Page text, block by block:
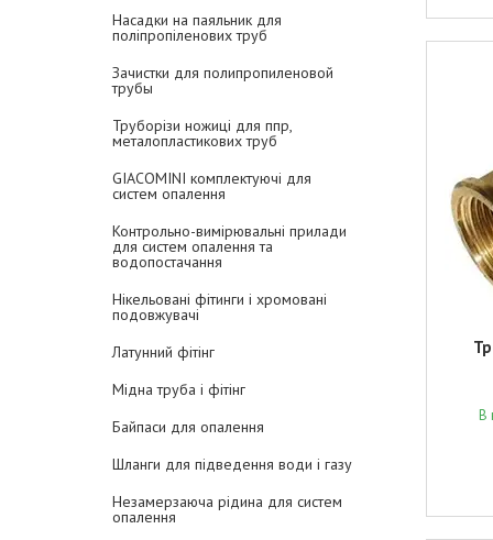
Насадки на паяльник для
поліпропіленових труб
Зачистки для полипропиленовой
трубы
Труборізи ножиці для ппр,
металопластикових труб
GIACOMINI комплектуючі для
систем опалення
Контрольно-вимірювальні прилади
для систем опалення та
водопостачання
Нікельовані фітинги і хромовані
подовжувачі
Латунний фітінг
Мідна труба і фітінг
Байпаси для опалення
Шланги для підведення води і газу
Незамерзаюча рідина для систем
опалення
В